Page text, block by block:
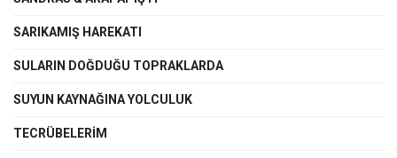
SARIKAMIŞ HAREKATI
SULARIN DOĞDUĞU TOPRAKLARDA
SUYUN KAYNAĞINA YOLCULUK
TECRÜBELERİM